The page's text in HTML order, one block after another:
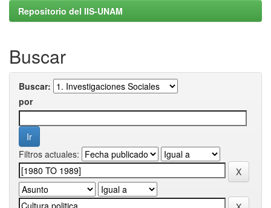
Repositorio del IIS-UNAM
Buscar
Buscar:
por
Filtros actuales: